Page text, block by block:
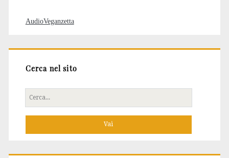
AudioVeganzetta
Cerca nel sito
Cerca
per: